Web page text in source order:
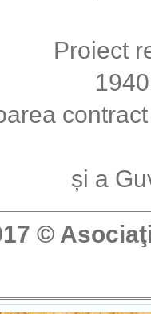
Proiect
și a
© Asociaţ